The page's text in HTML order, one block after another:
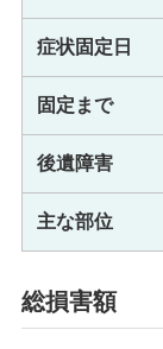
症状固定日
固定まで
後遺障害
主な部位
総損害額